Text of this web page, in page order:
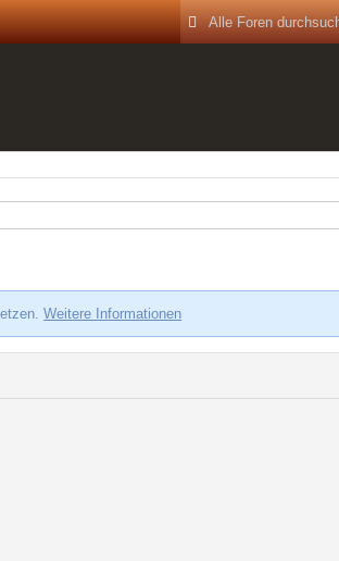
Weitere Informationen